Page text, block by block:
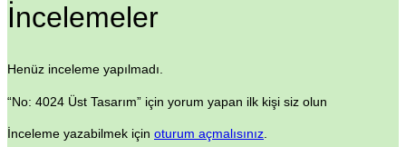
İncelemeler
Henüz inceleme yapılmadı.
“No: 4024 Üst Tasarım” için yorum yapan ilk kişi siz olun
İnceleme yazabilmek için oturum açmalısınız